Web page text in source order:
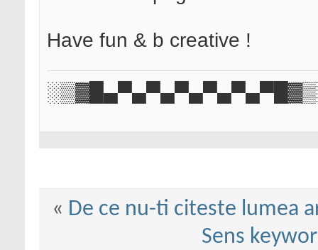
Have fun & b creative !
« De ce nu-ti citeste lumea
Sens